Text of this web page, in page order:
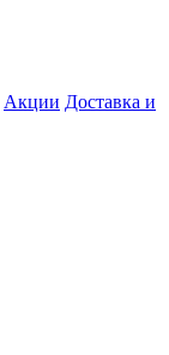
Акции Доставка и